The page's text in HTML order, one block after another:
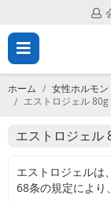
ニ
会
員
登
録
ロ
グ
ホーム
女性ホルモン
エストロジェル
エストロジェル
エストロジェルは
68条の規定により